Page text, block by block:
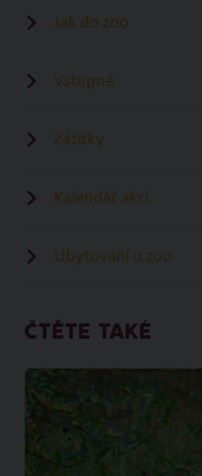
Jak do zoo
Vstupné
Zážitky
Kalendář akcí
Ubytování u zoo
ČTĚTE TAKÉ